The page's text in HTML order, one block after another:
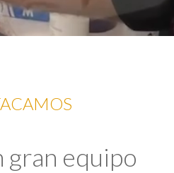
gran equipo